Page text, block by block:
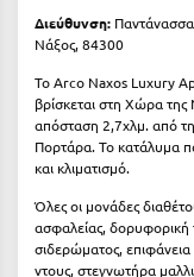
Πειραιάς
Πήλιο
Πιερία
Πλαταμώνας
Πλύτρα Λακωνίας
Διεύθυνση:
Νάξος, 84300
Το Arco Naxos Luxury
βρίσκεται στη Χώρα
απόσταση 2,7χλμ. από
Πορτάρα. Το κατάλυμα
και κλιματισμό.
Όλες οι μονάδες
ασφαλείας, δορυφορική
σιδερώματος, επιφάνεια
ντους, στεγνωτήρα